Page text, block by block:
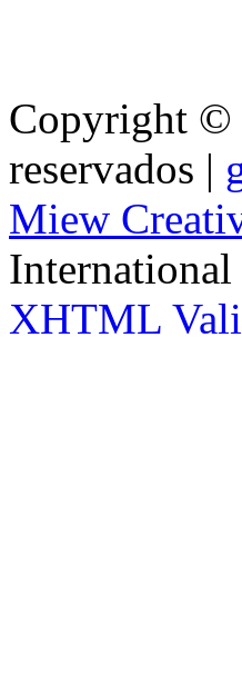
Copyright ©
reservados |
Miew
International
XHTML